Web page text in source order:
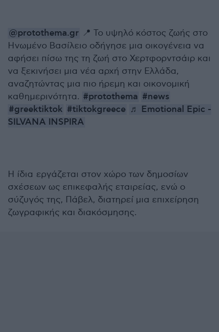
@protothema.gr 📍 Το υψηλό κόστος ζωής στο
Ηνωμένο Βασίλειο οδήγησε μια οικογένεια να
αφήσει πίσω της τη ζωή στο Χερτφορντσάιρ και
να ξεκινήσει μια νέα αρχή στην Ελλάδα,
αναζητώντας μια πιο ήρεμη και οικονομική
καθημερινότητα. #protothema #news
#greektiktok #tiktokgreece ♬ Emotional Epic -
SILVANA INSPIRA
Η ίδια εργάζεται στον χώρο των δημοσίων
σχέσεων ως επικεφαλής εταιρείας, ενώ ο
σύζυγός της, Πάβελ, διατηρεί μια επιχείρηση
ζωγραφικής και διακόσμησης.